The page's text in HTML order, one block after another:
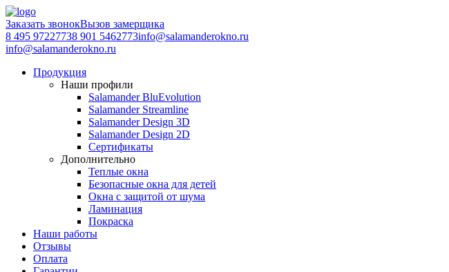
Заказать звонокВызов замерщика
8 495 97227738 901 5462773info@salamanderokno.ru
info@salamanderokno.ru
Продукция
Наши профили
Salamander BluEvolution
Salamander Streamline
Salamander Design 3D
Salamander Design 2D
Сертификаты
Дополнительно
Теплые окна
Безопасные окна для детей
Окна с защитой от шума
Ламинация
Покраска
Наши работы
Отзывы
Оплата